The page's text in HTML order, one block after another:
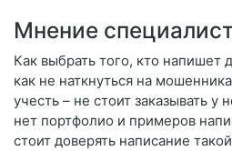
Мнение
Как выбрать того, кто напишет
как не наткнуться на
учесть – не стоит заказывать у
нет портфолио и примеров
стоит доверять написание